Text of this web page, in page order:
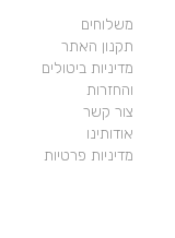
משלוחים
תקנון האתר
מדיניות ביטולים
והחזרות
צור קשר
אודותינו
מדיניות פרטיות